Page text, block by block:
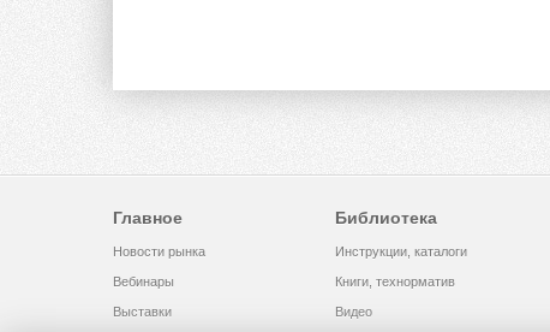
Главное
Новости рынка
Вебинары
Выставки
Библиотека
Инструкции, каталоги
Книги, технорматив
Видео